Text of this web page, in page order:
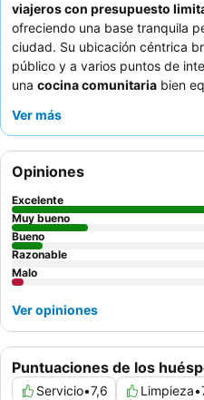
viajeros con presupuesto
ofreciendo una base tranquila
ciudad. Su ubicación céntrica
público y a varios puntos de
una cocina comunitaria bien
comidas. Los huéspedes
ayudar, lo que contribuye a
una experiencia más tranquila,
con vistas al patio interior.
Ver más
Puntuaciones de los
Servicio•7,6 Limpieza•
Opiniones
Excelente
Muy bueno
Bueno
Razonable
Malo
Ver opiniones